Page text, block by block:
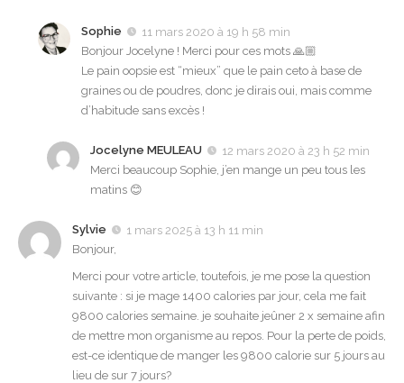
Sophie
11 mars 2020 à 19 h 58 min
Bonjour Jocelyne ! Merci pour ces mots 🙏🏼
Le pain oopsie est “mieux” que le pain ceto à base de
graines ou de poudres, donc je dirais oui, mais comme
d’habitude sans excès !
Jocelyne MEULEAU
12 mars 2020 à 23 h 52 min
Merci beaucoup Sophie, j’en mange un peu tous les
matins 😊
Sylvie
1 mars 2025 à 13 h 11 min
Bonjour,
Merci pour votre article, toutefois, je me pose la question
suivante : si je mage 1400 calories par jour, cela me fait
9800 calories semaine. je souhaite jeûner 2 x semaine afin
de mettre mon organisme au repos. Pour la perte de poids,
est-ce identique de manger les 9800 calorie sur 5 jours au
lieu de sur 7 jours?